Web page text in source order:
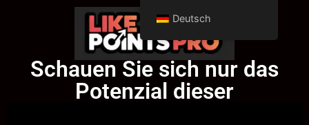
Schauen Sie sich nur das
Potenzial dieser
Deutsch